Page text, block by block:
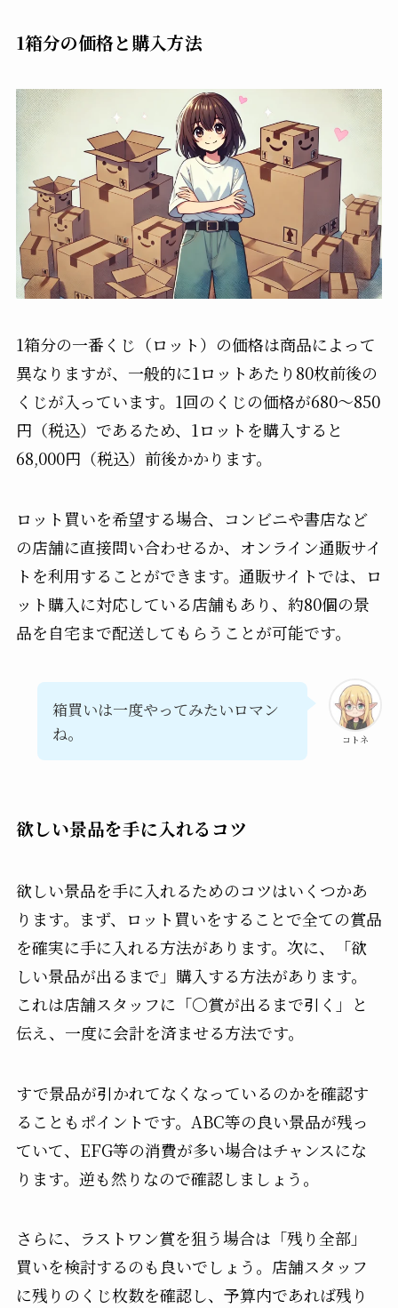
1箱分の価格と購入方法
1箱分の一番くじ（ロット）の価格は商品によって
異なりますが、一般的に1ロットあたり80枚前後の
くじが入っています。1回のくじの価格が680～850
円（税込）であるため、1ロットを購入すると
68,000円（税込）前後かかります。
ロット買いを希望する場合、コンビニや書店など
の店舗に直接問い合わせるか、オンライン通販サイ
トを利用することができます。通販サイトでは、ロ
ット購入に対応している店舗もあり、約80個の景
品を自宅まで配送してもらうことが可能です。
コトネ
箱買いは一度やってみたいロマン
ね。
欲しい景品を手に入れるコツ
欲しい景品を手に入れるためのコツはいくつかあ
ります。まず、ロット買いをすることで全ての賞品
を確実に手に入れる方法があります。次に、「欲
しい景品が出るまで」購入する方法があります。
これは店舗スタッフに「〇賞が出るまで引く」と
伝え、一度に会計を済ませる方法です。
すで景品が引かれてなくなっているのかを確認す
ることもポイントです。ABC等の良い景品が残っ
ていて、EFG等の消費が多い場合はチャンスにな
ります。逆も然りなので確認しましょう。
さらに、ラストワン賞を狙う場合は「残り全部」
買いを検討するのも良いでしょう。店舗スタッフ
に残りのくじ枚数を確認し、予算内であれば残り